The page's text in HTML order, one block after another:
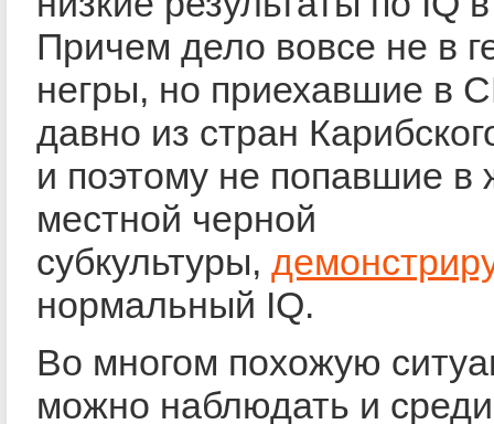
Причем дело вовсе не в
негры, но приехавшие в
давно из стран
и поэтому не попавшие в
местной черной
субкультуры,
нормальный IQ.
Во многом похожую
можно наблюдать и